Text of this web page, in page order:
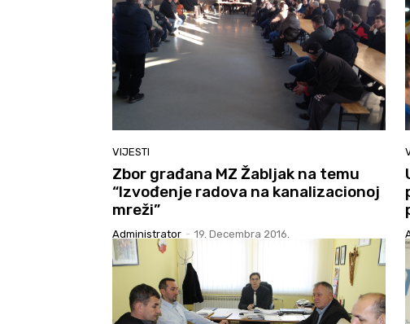
VIJESTI
Zbor građana MZ Žabljak na temu
“Izvođenje radova na kanalizacionoj
mreži”
Administrator - 19. Decembra 2016.